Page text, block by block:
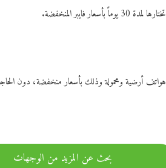
هواتف أرضية ومحمولة وذلك بأسعار منخفضة،
بحث عن المزيد من الوجهات